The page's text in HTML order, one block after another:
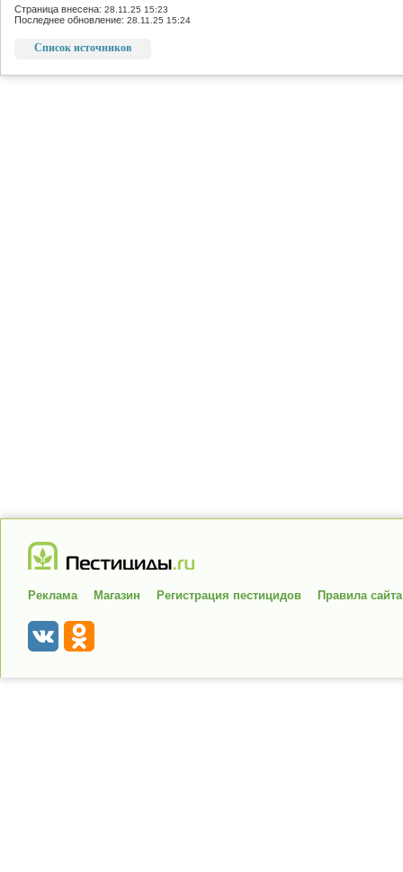
Страница внесена: 28.11.25 15:23
Последнее обновление: 28.11.25 15:24
Список источников
Реклама Магазин Регистрация пестицидов Правила сайта